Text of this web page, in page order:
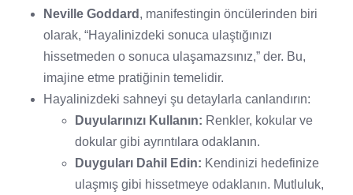
Neville Goddard , manifestingin öncülerinden biri
olarak, “Hayalinizdeki sonuca ulaştığınızı
hissetmeden o sonuca ulaşamazsınız,” der. Bu,
imajine etme pratiğinin temelidir.
Hayalinizdeki sahneyi şu detaylarla canlandırın:
Duyularınızı Kullanın: Renkler, kokular ve
dokular gibi ayrıntılara odaklanın.
Duyguları Dahil Edin: Kendinizi hedefinize
ulaşmış gibi hissetmeye odaklanın. Mutluluk,